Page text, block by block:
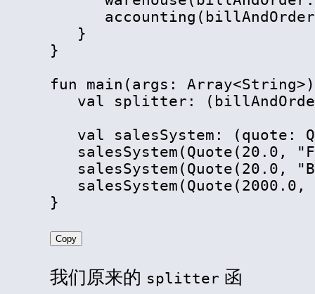
   }
}
fun main(args: Array<String>
val splitter:
val salesSystem: (quote:
salesSystem(Quote(20.0,
salesSystem(Quote(20.0,
salesSystem(Quote(2000.0,
}
Copy
我们原来的 splitter 函